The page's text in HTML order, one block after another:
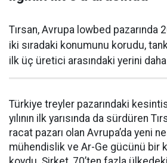
Tırsan, Avrupa lowbed pazarında
iki sıradaki konumunu korudu,
ilk üç üretici arasındaki yerini
Türkiye treyler pazarın­daki
yılının ilk yarısında da sürdüren
racat pazarı olan Avrupa’da yeni
mühendislik ve Ar-Ge gücünü bir